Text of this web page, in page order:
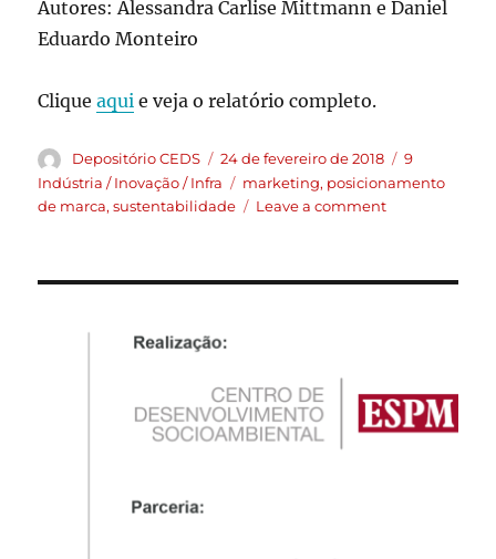
Autores: Alessandra Carlise Mittmann e Daniel
Eduardo Monteiro
Cliqueaqui e veja o relatório completo.
Depositório CEDS 24 de fevereiro de 2018
9
Indústria / Inovação / Infra
marketing, posicionamento
de marca,sustentabilidade Leave a comment